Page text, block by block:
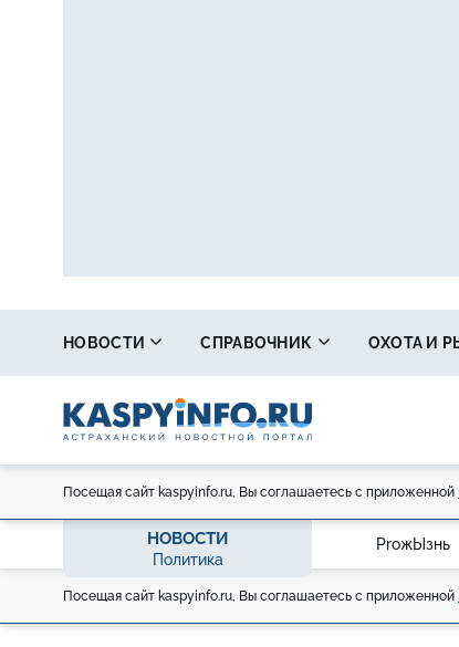
НОВОСТИ СПРАВОЧНИК ОХОТА И
Посещая сайт kaspyinfo.ru, Вы соглашаетесь с приложенной
НОВОСТИ
Политика
ProжЫзнь
Посещая сайт kaspyinfo.ru, Вы соглашаетесь с приложенной